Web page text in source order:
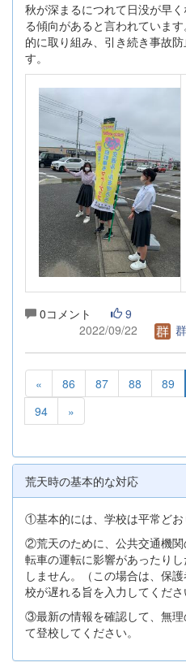
秋が深まるにつれて日没が早
る傾向があると言われていま
的に取り組み、引き続き事故
す。
0コメント
9
2022/09/22
« 86 87 88 89
94
»
荒天時の基本的な対応
①基本的には、学校は平常どお
②荒天のために、公共交通機
転車の運転に影響があったり
しません。（この場合は、保護
校が遅れる旨を入力してくださ
③最新の情報を確認して、無
て登校してください。